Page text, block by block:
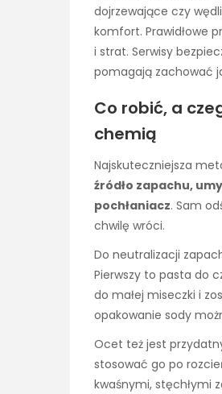
dojrzewające czy
komfort. Prawidłowe
i strat. Serwisy
pomagają zachować
Co robić, a
chemią
Najskuteczniejsza
źródło zapachu,
pochłaniacz. Sam
chwilę wróci.
Do neutralizacji
Pierwszy to pasta do
do małej miseczki i
opakowanie sody
Ocet też jest
stosować go po
kwaśnymi, stęchłymi